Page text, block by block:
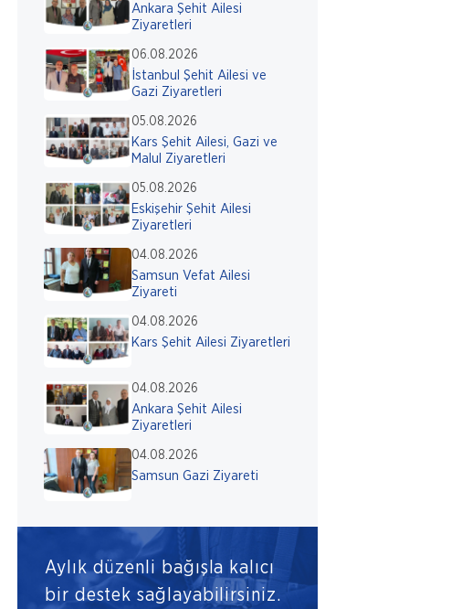
Ankara Şehit Ailesi
Ziyaretleri
06.08.2026
İstanbul Şehit Ailesi ve
Gazi Ziyaretleri
05.08.2026
Kars Şehit Ailesi, Gazi ve
Malul Ziyaretleri
05.08.2026
Eskişehir Şehit Ailesi
Ziyaretleri
04.08.2026
Samsun Vefat Ailesi
Ziyareti
04.08.2026
Kars Şehit Ailesi Ziyaretleri
04.08.2026
Ankara Şehit Ailesi
Ziyaretleri
04.08.2026
Samsun Gazi Ziyareti
Aylık düzenli bağışla kalıcı
bir destek sağlayabilirsiniz.